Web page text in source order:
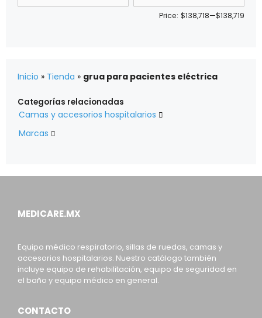
Price: $138,718—$138,719
Inicio » Tienda » grua para pacientes eléctrica
Categorías relacionadas
Camas y accesorios hospitalarios 
Marcas 
MEDICARE.MX
Equipo médico respiratorio, sillas de ruedas, camas y
accesorios hospitalarios. Nuestro catálogo también
incluye equipo de rehabilitación, equipo de seguridad en
el baño y equipo médico en general.
CONTACTO